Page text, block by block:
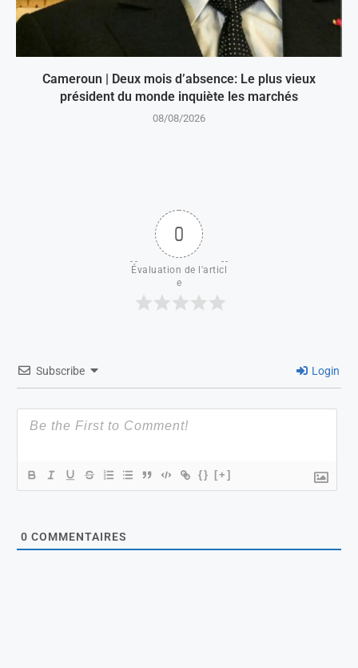
Cameroun | Deux mois d’absence: Le plus vieux
président du monde inquiète les marchés
08/08/2026
0
Évaluation de l'articl
e
Subscribe Login
{} [+]
0 COMMENTAIRES